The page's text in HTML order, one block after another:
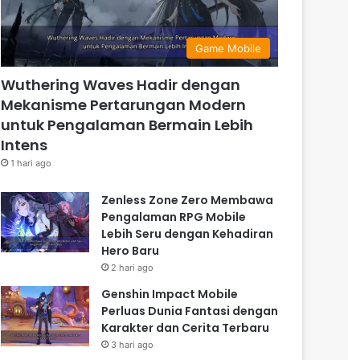
Game Mobile
Wuthering Waves Hadir dengan
Mekanisme Pertarungan Modern
untuk Pengalaman Bermain Lebih
Intens
1 hari ago
Zenless Zone Zero Membawa
Pengalaman RPG Mobile
Lebih Seru dengan Kehadiran
Hero Baru
2 hari ago
Genshin Impact Mobile
Perluas Dunia Fantasi dengan
Karakter dan Cerita Terbaru
3 hari ago